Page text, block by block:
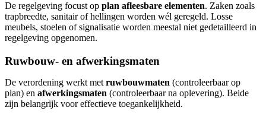
De regelgeving focust op plan afleesbare elementen. Zaken zoals
trapbreedte, sanitair of hellingen worden wél geregeld. Losse
meubels, stoelen of signalisatie worden meestal niet gedetailleerd in
regelgeving opgenomen.
Ruwbouw- en afwerkingsmaten
De verordening werkt met ruwbouwmaten (controleerbaar op
plan) en afwerkingsmaten (controleerbaar na oplevering). Beide
zijn belangrijk voor effectieve toegankelijkheid.